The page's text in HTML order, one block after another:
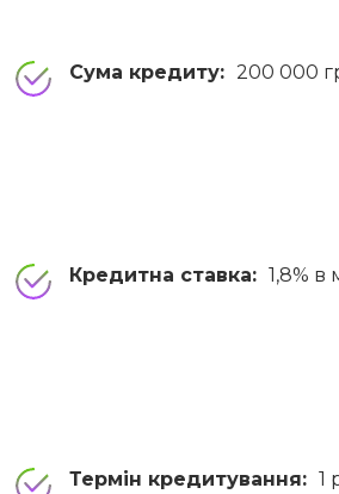
Сума кредиту: 200 000
Кредитна ставка: 1,8% в
Термін кредитування: 1